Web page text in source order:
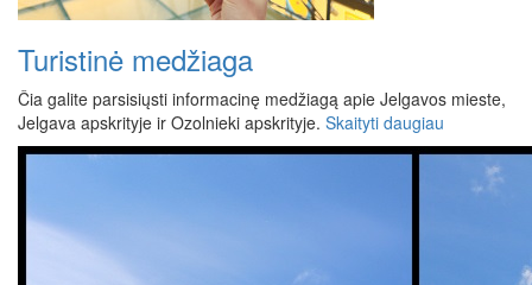
Turistinė medžiaga
Čia galite parsisiųsti informacinę medžiagą apie Jelgavos mieste,
Jelgava apskrityje ir Ozolnieki apskrityje. Skaityti daugiau